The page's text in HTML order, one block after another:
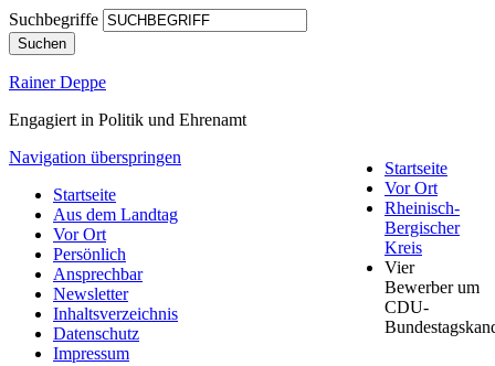
Suchbegriffe
Suchen
Rainer Deppe
Engagiert in Politik und Ehrenamt
Navigation überspringen
Startseite
Aus dem Landtag
Vor Ort
Persönlich
Ansprechbar
Newsletter
Inhaltsverzeichnis
Datenschutz
Impressum
Startseite
Vor Ort
Rheinisch-
Bergischer
Kreis
Vier
Bewerber um
CDU-